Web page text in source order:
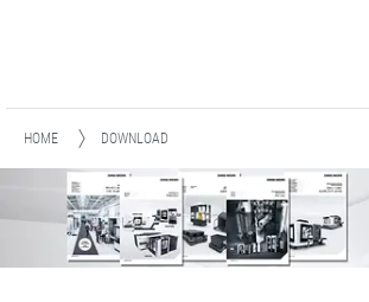
HOME DOWNLOAD